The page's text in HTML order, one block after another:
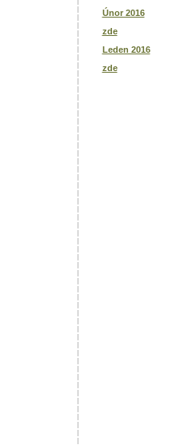
Únor 2016
zde
Leden 2016
zde